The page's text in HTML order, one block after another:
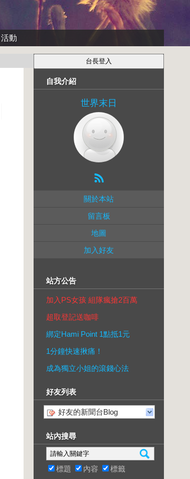
活動
自我介紹
世界末日
關於本站
留言板
地圖
加入好友
站方公告
加入PS女孩 組隊瘋搶2百萬
超取登記送咖啡
綁定Hami Point 1點抵1元
1分鐘快速揪痛！
成為獨立小姐的滾錢心法
好友列表
好友的新聞台Blog
站內搜尋
標題 內容 標籤